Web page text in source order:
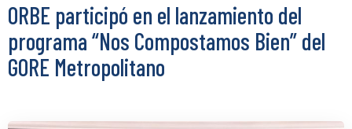
ORBE participó en el lanzamiento del
programa “Nos Compostamos Bien” del
GORE Metropolitano